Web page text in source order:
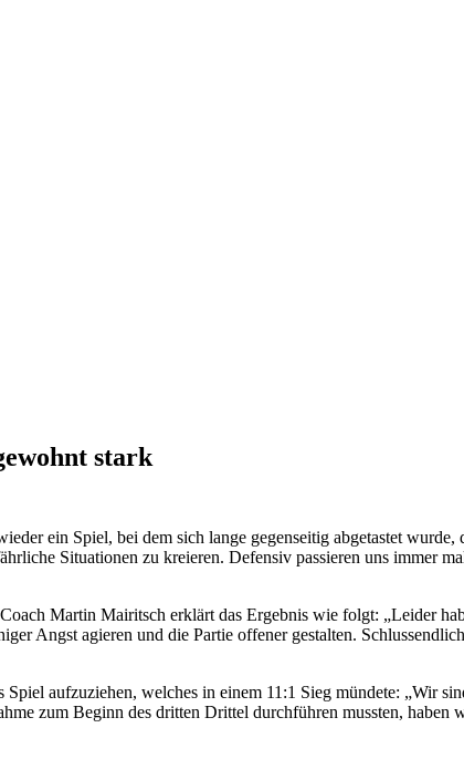
stark
ein Spiel, bei dem sich lange gegenseitig abgetastet
Situationen zu kreieren. Defensiv passieren uns immer
Martin Mairitsch erklärt das Ergebnis wie folgt: „Leider
Angst agieren und die Partie offener gestalten.
aufzuziehen, welches in einem 11:1 Sieg mündete: „Wir
zum Beginn des dritten Drittel durchführen mussten, haben